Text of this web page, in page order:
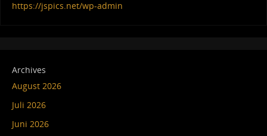
https://jspics.net/wp-admin
Archives
August 2026
Juli 2026
Juni 2026